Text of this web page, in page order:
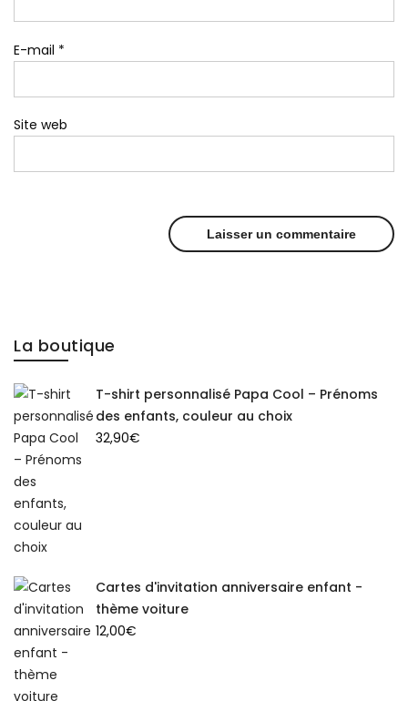
E-mail *
Site web
La boutique
T-shirt personnalisé Papa Cool – Prénoms
des enfants, couleur au choix
32,90€
Cartes d'invitation anniversaire enfant -
thème voiture
12,00€